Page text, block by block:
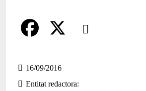
Comparteix
a
c
16/09/2016
Entitat redactora